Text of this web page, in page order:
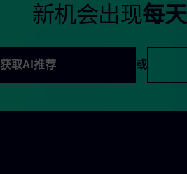
新机会出现每天
获取AI推荐 或